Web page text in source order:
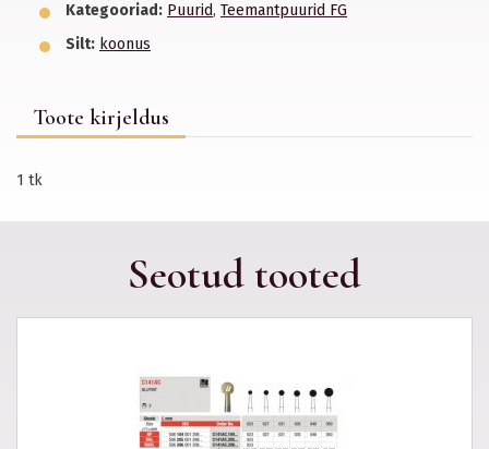
Kategooriad: Puurid, Teemantpuurid FG
Silt: koonus
Toote kirjeldus
1 tk
Seotud tooted